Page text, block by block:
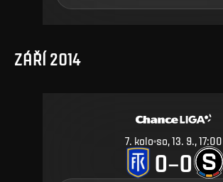
ZÁŘÍ 2014
7. kolo so, 13. 9., 17:00
0–0